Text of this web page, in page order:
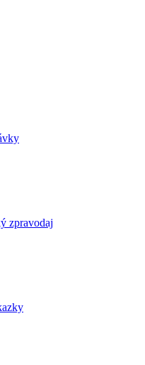
zpravodaj